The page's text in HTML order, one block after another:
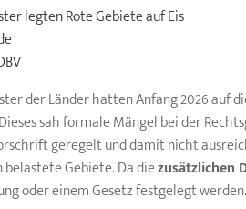
legten Rote Gebiete auf Eis
der Länder hatten Anfang 2026 auf
sah formale Mängel bei der
geregelt und damit nicht
belastete Gebiete. Da diezusätzlichen
oder einem Gesetz festgelegt werden.